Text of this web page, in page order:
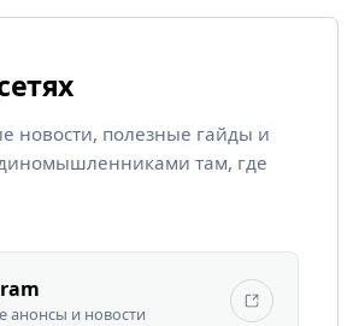
новости, полезные гайды и
там, где
анонсы и новости